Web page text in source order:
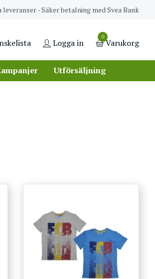
leveranser - Säker betalning med Svea Bank
Logga in
0
Varukorg
Utförsäljning